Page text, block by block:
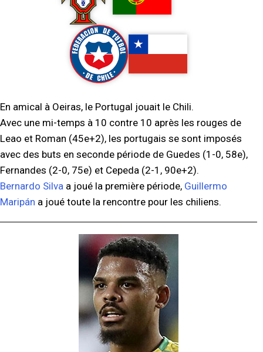
En amical à Oeiras, le Portugal jouait le Chili.
Avec une mi-temps à 10 contre 10 après les rouges de
Leao et Roman (45e+2), les portugais se sont imposés
avec des buts en seconde période de Guedes (1-0, 58e),
Fernandes (2-0, 75e) et Cepeda (2-1, 90e+2).
Bernardo Silva a joué la première période, Guillermo
Maripán a joué toute la rencontre pour les chiliens.